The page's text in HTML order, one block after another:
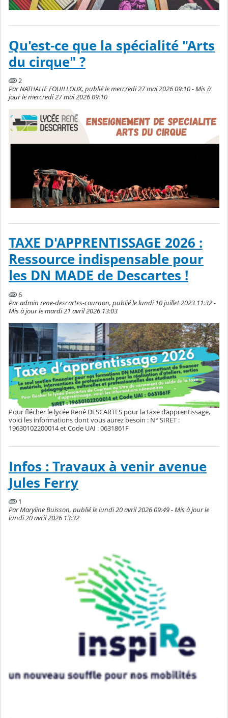
Qu'est-ce que la spécialité "Arts
du cirque" ?
2
Par NATHALIE FOUILLOUX, publié le mercredi 27 mai 2026 09:10 - Mis à
jour le mercredi 27 mai 2026 09:10
TAXE D'APPRENTISSAGE 2026 :
Ressource indispensable pour
les DN MADE de Descartes !
6
Par admin rene-descartes-cournon, publié le lundi 10 juillet 2023 11:32 -
Mis à jour le mardi 21 avril 2026 13:03
Pour flécher le lycée René DESCARTES pour la taxe d’apprentissage,
voici les informations dont vous aurez besoin : N° SIRET :
19630102200014 et Code UAI : 0631861F
Infos : Travaux à venir avenue
Jules Ferry
1
Par Maryline Buisson, publié le lundi 20 avril 2026 09:49 - Mis à jour le
lundi 20 avril 2026 13:32